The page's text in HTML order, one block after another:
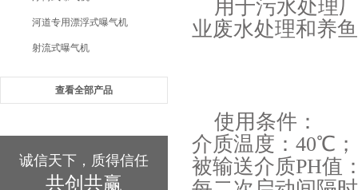
河道专用漂浮式曝气机
射流式曝气机
查看全部产品
诚信天下，质得信任
共创共赢
用于污水处理
业废水处理和养
使用条件：
介质温度：40℃；
被输送介质PH值